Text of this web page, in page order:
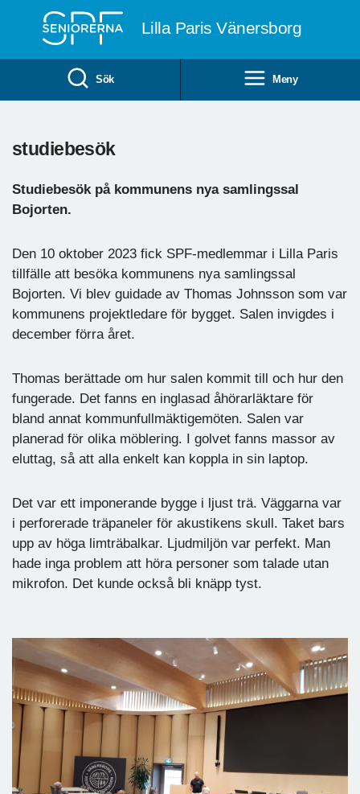
Lilla Paris Vänersborg
Sök Meny
studiebesök
Studiebesök på kommunens nya samlingssal
Bojorten.
Den 10 oktober 2023 fick SPF-medlemmar i Lilla Paris
tillfälle att besöka kommunens nya samlingssal
Bojorten. Vi blev guidade av Thomas Johnsson som var
kommunens projektledare för bygget. Salen invigdes i
december förra året.
Thomas berättade om hur salen kommit till och hur den
fungerade. Det fanns en inglasad åhörarläktare för
bland annat kommunfullmäktigemöten. Salen var
planerad för olika möblering. I golvet fanns massor av
eluttag, så att alla enkelt kan koppla in sin laptop.
Det var ett imponerande bygge i ljust trä. Väggarna var
i perforerade träpaneler för akustikens skull. Taket bars
upp av höga limträbalkar. Ljudmiljön var perfekt. Man
hade inga problem att höra personer som talade utan
mikrofon. Det kunde också bli knäpp tyst.